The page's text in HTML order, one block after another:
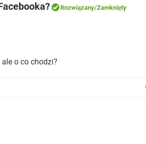
Rozwiązany/Zamknięty
o co chodzi?